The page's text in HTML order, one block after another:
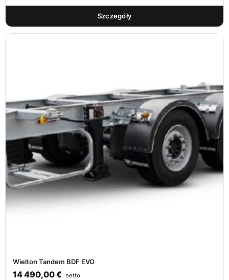
Szczegóły
Wielton Tandem BDF EVO
14 490,00€ netto